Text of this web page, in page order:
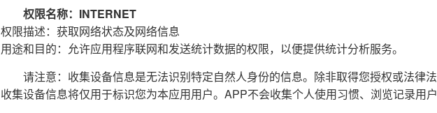
权限名称：INTERNET
权限描述：获取网络状态及网络信息
用途和目的：允许应用程序联网和发送统计数据的权限，以便提供统计分析服务。
请注意：收集设备信息是无法识别特定自然人身份的信息。除非取得您授权或法律
收集设备信息将仅用于标识您为本应用用户。APP不会收集个人使用习惯、浏览记录用